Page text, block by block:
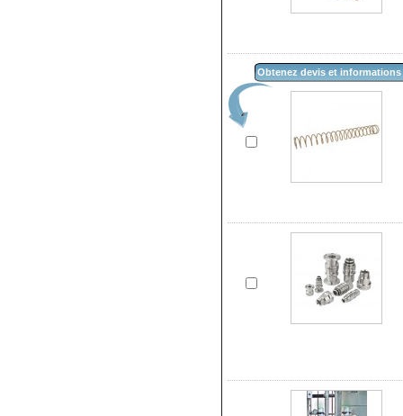
Obtenez devis et informations